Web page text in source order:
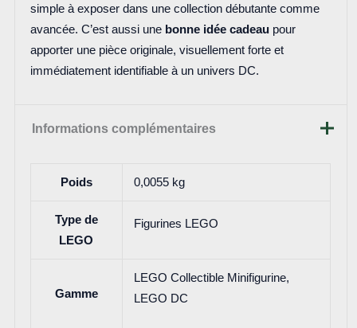
simple à exposer dans une collection débutante comme
avancée. C’est aussi une bonne idée cadeaupour
apporter une pièce originale, visuellement forte et
immédiatement identifiable à un univers DC.
Informations complémentaires
Poids 0,0055 kg
Type de
LEGO
Figurines LEGO
Gamme
LEGO Collectible Minifigurine,
LEGO DC